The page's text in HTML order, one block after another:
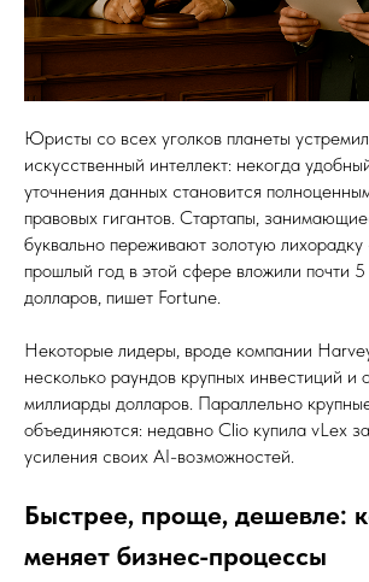
Юристы со всех уголков планеты
искусственный интеллект: некогда
уточнения данных становится
правовых гигантов. Стартапы,
буквально переживают золотую
прошлый год в этой сфере вложили почти
долларов, пишет Fortune.
Некоторые лидеры, вроде компании
несколько раундов крупных инвестиций и
миллиарды долларов. Параллельно
объединяются: недавно Clio купила vLex
усиления своих AI-возможностей.
Быстрее, проще, дешевле:
меняет бизнес-процессы